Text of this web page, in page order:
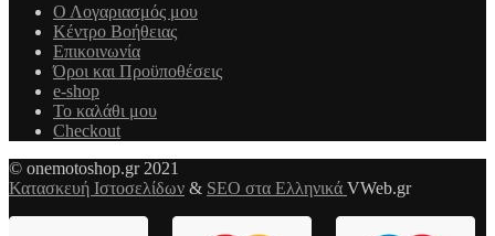
Ο Λογαριασμός μου
Κέντρο Βοήθειας
Επικοινωνία
Όροι και Προϋποθέσεις
e-shop
Το καλάθι μου
Checkout
© onemotoshop.gr 2021
Κατασκευή Ιστοσελίδων & SEO στα Ελληνικά VWeb.gr